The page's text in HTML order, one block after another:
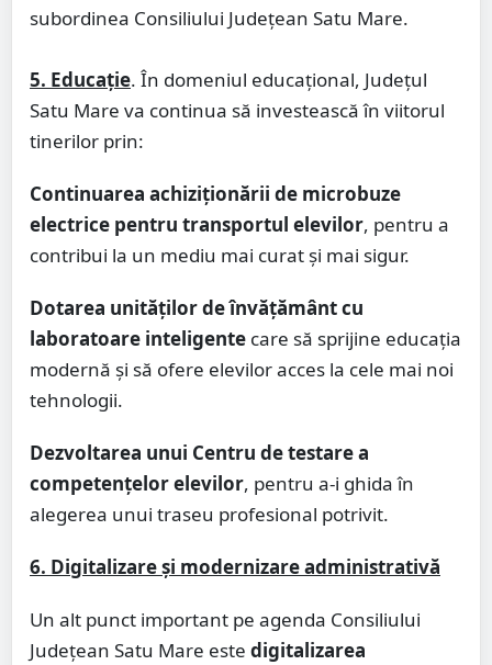
subordinea Consiliului Județean Satu Mare.
5. Educație. În domeniul educațional, Județul
Satu Mare va continua să investească în viitorul
tinerilor prin:
Continuarea achiziționării de microbuze
electrice pentru transportul elevilor, pentru a
contribui la un mediu mai curat și mai sigur.
Dotarea unităților de învățământ cu
laboratoare inteligente care să sprijine educația
modernă și să ofere elevilor acces la cele mai noi
tehnologii.
Dezvoltarea unui Centru de testare a
competențelor elevilor, pentru a-i ghida în
alegerea unui traseu profesional potrivit.
6. Digitalizare și modernizare administrativă
Un alt punct important pe agenda Consiliului
Județean Satu Mare este digitalizarea